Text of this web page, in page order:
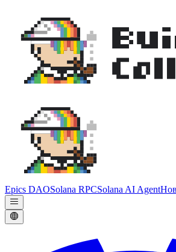
Epics DAOSolana RPCSolana AI Agent